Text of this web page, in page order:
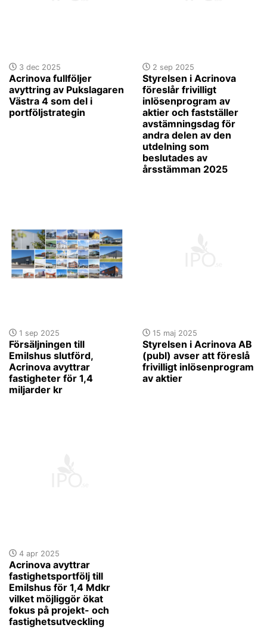
3 dec 2025
Acrinova fullföljer
avyttring av Pukslagaren
Västra 4 som del i
portföljstrategin
2 sep 2025
Styrelsen i Acrinova
föreslår frivilligt
inlösenprogram av
aktier och fastställer
avstämningsdag för
andra delen av den
utdelning som
beslutades av
årsstämman 2025
1 sep 2025
Försäljningen till
Emilshus slutförd,
Acrinova avyttrar
fastigheter för 1,4
miljarder kr
15 maj 2025
Styrelsen i Acrinova AB
(publ) avser att föreslå
frivilligt inlösenprogram
av aktier
4 apr 2025
Acrinova avyttrar
fastighetsportfölj till
Emilshus för 1,4 Mdkr
vilket möjliggör ökat
fokus på projekt- och
fastighetsutveckling